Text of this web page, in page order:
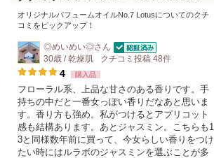
オリジナルパフュームオイルNo.7 Lotusについてのクチ
コミをピックアップ！
◎めいめい◎さん
認証済
30歳 / 乾燥肌 クチコミ投稿 48件
4 購入品
フローラル系、上品な甘さのある香りです。手
持ちの中だと一番女っぽい香りだなあと思いま
す。香り方も強め。私がつけるとアプリコット
感も結構あります。あとジャスミン。こちらも1
3と同様数年前に買って、今女らしい香りをつけ
たい時にはルラボのジャスミンを選ぶことが多